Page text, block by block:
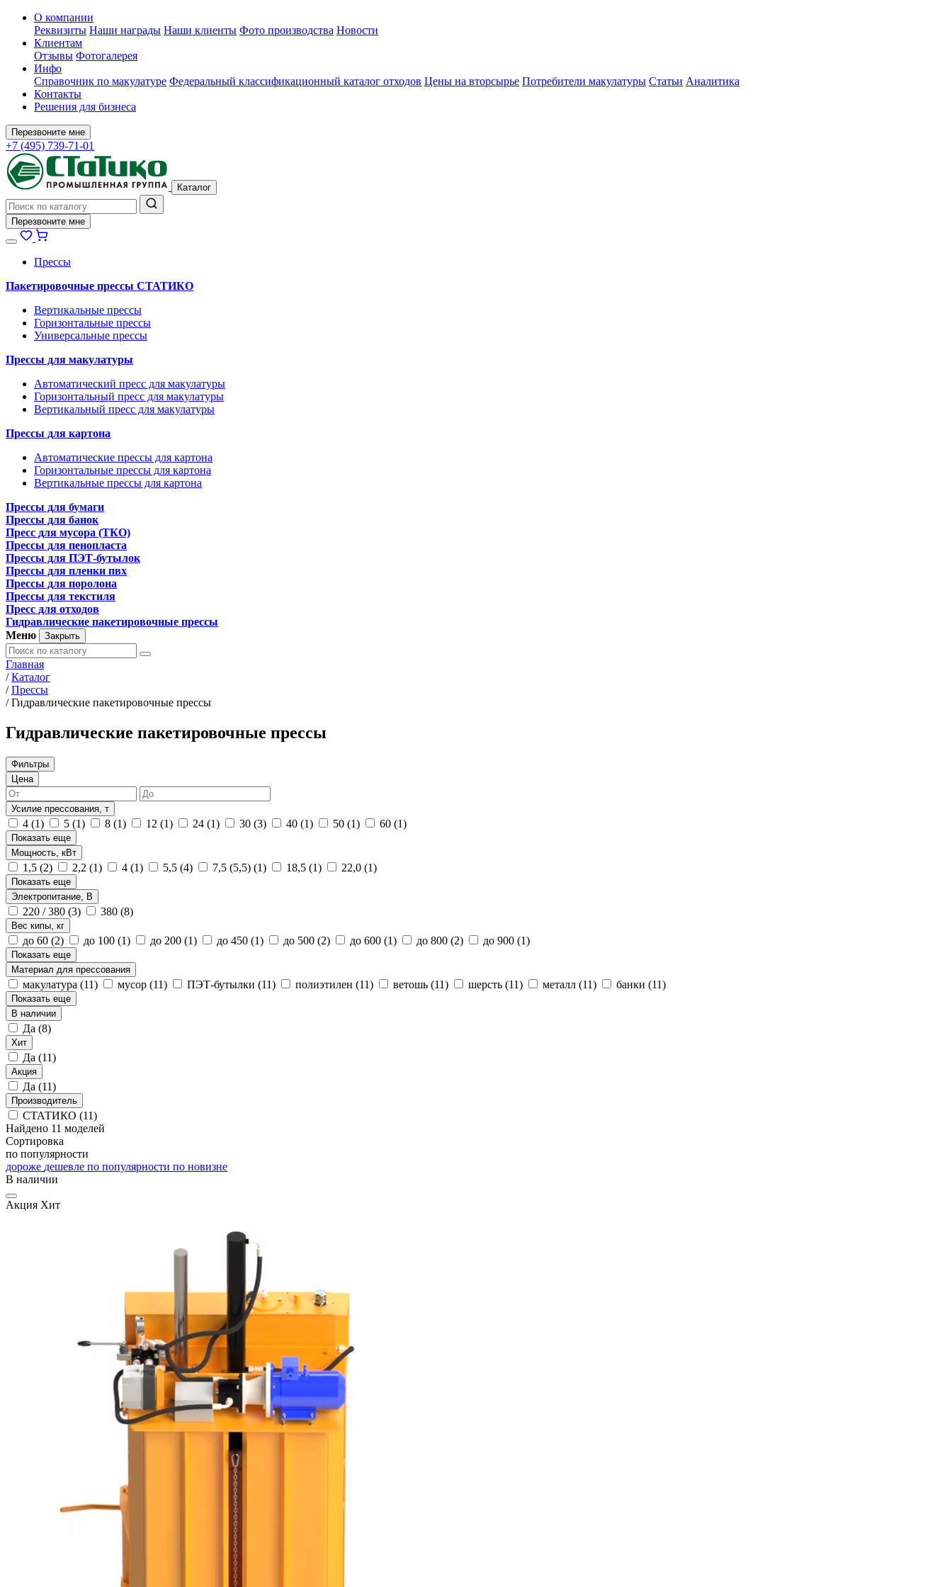
О компании
Реквизиты Наши награды Наши клиенты Фото производства Новости
Клиентам
Отзывы Фотогалерея
Инфо
Справочник по макулатуре Федеральный классификационный каталог отходов Цены на вторсырье Потребители макулатуры Статьи Аналитика
Контакты
Решения для бизнеса
Перезвоните мне
+7 (495) 739-71-01
Каталог
Перезвоните мне
Прессы
Пакетировочные прессы СТАТИКО
Вертикальные прессы
Горизонтальные прессы
Универсальные прессы
Прессы для макулатуры
Автоматический пресс для макулатуры
Горизонтальный пресс для макулатуры
Вертикальный пресс для макулатуры
Прессы для картона
Автоматические прессы для картона
Горизонтальные прессы для картона
Вертикальные прессы для картона
Прессы для бумаги
Прессы для банок
Пресс для мусора (ТКО)
Прессы для пенопласта
Прессы для ПЭТ-бутылок
Прессы для пленки пвх
Прессы для поролона
Прессы для текстиля
Пресс для отходов
Гидравлические пакетировочные прессы
Меню
Закрыть
Главная
/ Каталог
/ Прессы
/ Гидравлические пакетировочные прессы
Гидравлические пакетировочные прессы
Фильтры
Цена
Усилие прессования, т
4 (1) 5 (1) 8 (1) 12 (1) 24 (1) 30 (3) 40 (1) 50 (1) 60 (1)
Показать еще
Мощность, кВт
1,5 (2) 2,2 (1) 4 (1) 5,5 (4) 7,5 (5,5) (1) 18,5 (1) 22,0 (1)
Показать еще
Электропитание, В
220 / 380 (3) 380 (8)
Вес кипы, кг
до 60 (2) до 100 (1) до 200 (1) до 450 (1) до 500 (2) до 600 (1) до 800 (2) до 900 (1)
Показать еще
Материал для прессования
макулатура (11) мусор (11) ПЭТ-бутылки (11) полиэтилен (11) ветошь (11) шерсть (11) металл (11) банки (11)
Показать еще
В наличии
Да (8)
Хит
Да (11)
Акция
Да (11)
Производитель
СТАТИКО (11)
Найдено 11 моделей
Сортировка
по популярности
дороже дешевле по популярности по новизне
В наличии
Акция Хит